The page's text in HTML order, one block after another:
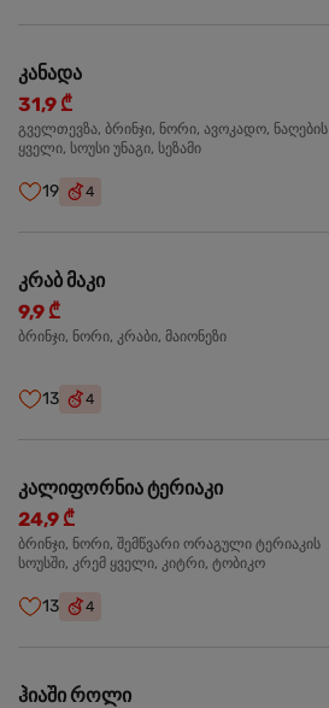
კანადა
31,9 ₾
გველთევზა, ბრინჯი, ნორი, ავოკადო, ნაღების
ყველი, სოუსი უნაგი, სეზამი
19 4
კრაბ მაკი
9,9 ₾
ბრინჯი, ნორი, კრაბი, მაიონეზი
13 4
კალიფორნია ტერიაკი
24,9 ₾
ბრინჯი, ნორი, შემწვარი ორაგული ტერიაკის
სოუსში, კრემ ყველი, კიტრი, ტობიკო
13 4
ჰიაში როლი